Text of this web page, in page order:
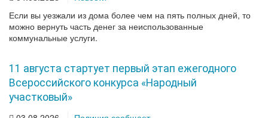
Если вы уезжали из дома более чем на пять полных дней, то
можно вернуть часть денег за неиспользованные
коммунальные услуги.
11 августа стартует первый этап ежегодного
Всероссийского конкурса «Народный
участковый»